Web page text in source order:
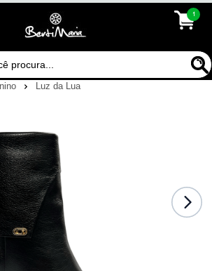
1
Luz da Lua